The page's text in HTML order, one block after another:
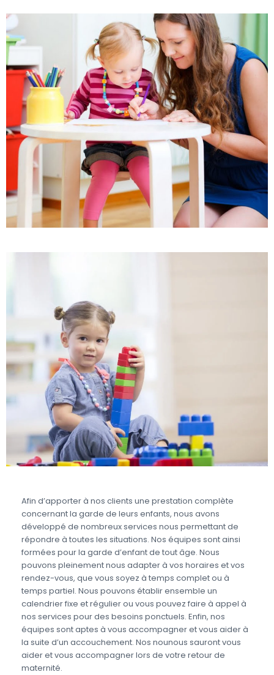
Afin d’apporter à nos clients une prestation complète
concernant la garde de leurs enfants, nous avons
développé de nombreux services nous permettant de
répondre à toutes les situations. Nos équipes sont ainsi
formées pour la garde d’enfant de tout âge. Nous
pouvons pleinement nous adapter à vos horaires et vos
rendez-vous, que vous soyez à temps complet ou à
temps partiel. Nous pouvons établir ensemble un
calendrier fixe et régulier ou vous pouvez faire à appel à
nos services pour des besoins ponctuels. Enfin, nos
équipes sont aptes à vous accompagner et vous aider à
la suite d’un accouchement. Nos nounous sauront vous
aider et vous accompagner lors de votre retour de
maternité.